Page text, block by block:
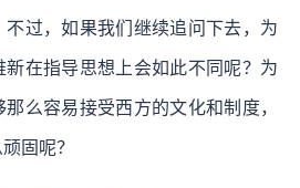
过，如果我们继续追问下去，为
在指导思想上会如此不同呢？为
么容易接受西方的文化和制度，
固呢？